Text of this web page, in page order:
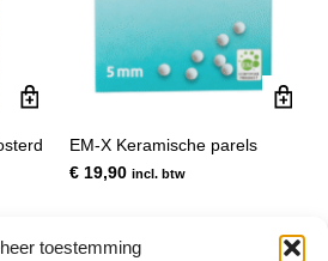
toestemming
EM-X Keramische parels
€ 19,90 incl. btw